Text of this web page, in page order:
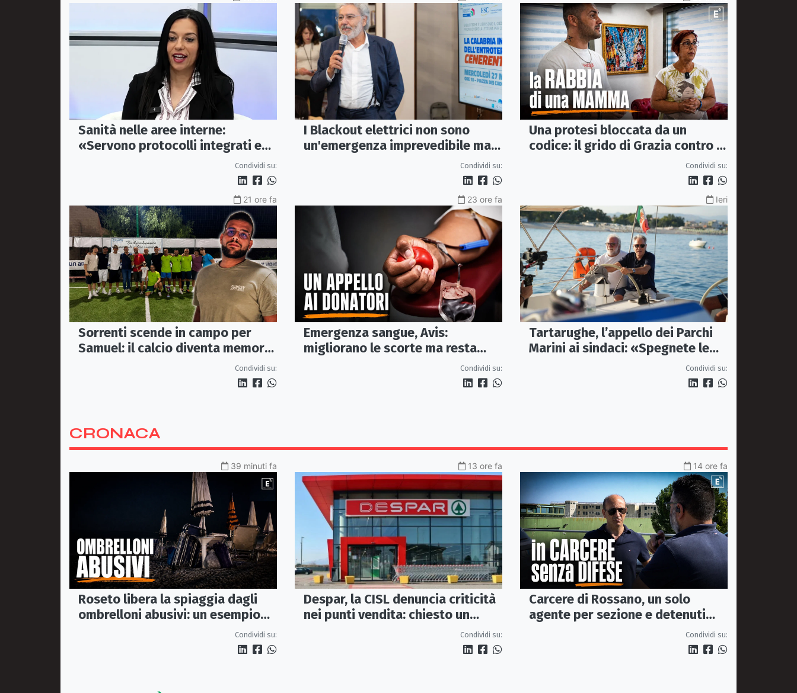
Sanità nelle aree interne:
«Servono protocolli integrati e
mezzi dedicati per garantireCondividi su:
I Blackout elettrici non sono
un'emergenza imprevedibile ma
Condividi su:
Una protesi bloccata da un
codice: il grido di Grazia contro la
Condividi su:
21 ore fa
Sorrenti scende in campo per
Samuel: il calcio diventa memoria
Condividi su:
23 ore fa
Emergenza sangue, Avis:
migliorano le scorte ma resta
alta l'attenzione sul gruppo A Rh+
Condividi su:
Ieri
Tartarughe, l’appello dei Parchi
Marini ai sindaci: «Spegnete le
Condividi su:
CRONACA
39 minuti fa
Roseto libera la spiaggia dagli
ombrelloni abusivi: un esempio
Condividi su:
13 ore fa
Despar, la CISL denuncia criticità
nei punti vendita: chiesto un
Condividi su:
14 ore fa
Carcere di Rossano, un solo
agente per sezione e detenuti
psichiatrici senza cure: «La
sicurezza è venuta meno» |
Condividi su: